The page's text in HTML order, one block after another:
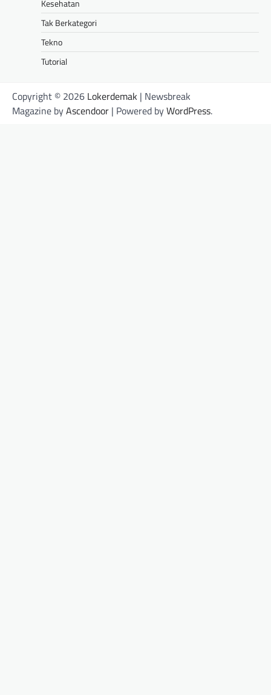
Kesehatan
Tak Berkategori
Tekno
Tutorial
Copyright © 2026 Lokerdemak | Newsbreak
Magazine byAscendoor | Powered byWordPress.